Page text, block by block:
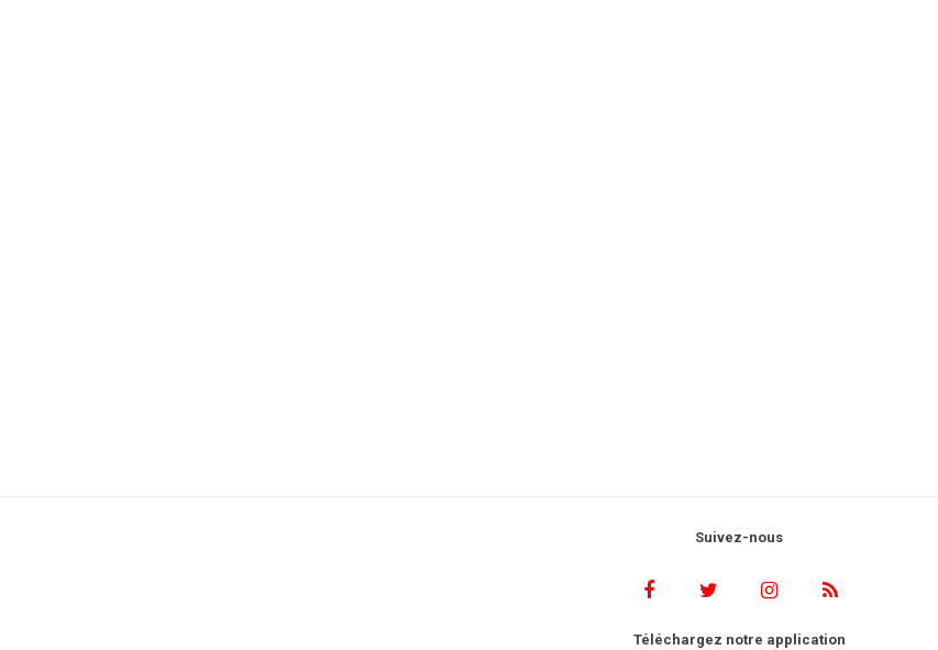
Suivez-nous
Téléchargez notre application